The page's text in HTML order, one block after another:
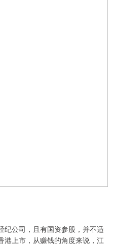
纪公司，且有国资参股，并不适
港上市，从赚钱的角度来说，江